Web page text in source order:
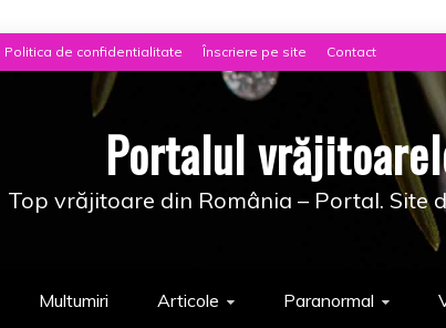
Politica de confidentialitate Înscriere pe site Contact
Portalul
Top vrăjitoare din România – Portal. Site
Multumiri Articole Paranormal